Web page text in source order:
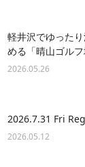
軽井沢でゆった
める「晴山ゴル
2026.05.26
2026.7.31 Fri
2026.05.12